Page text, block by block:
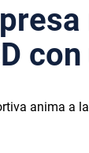
anima a